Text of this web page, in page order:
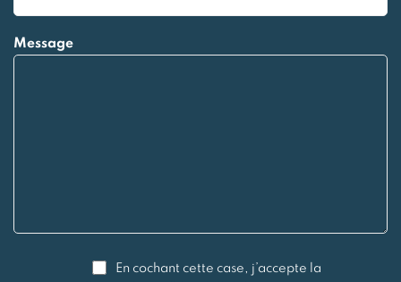
Message
En cochant cette case, j’accepte la